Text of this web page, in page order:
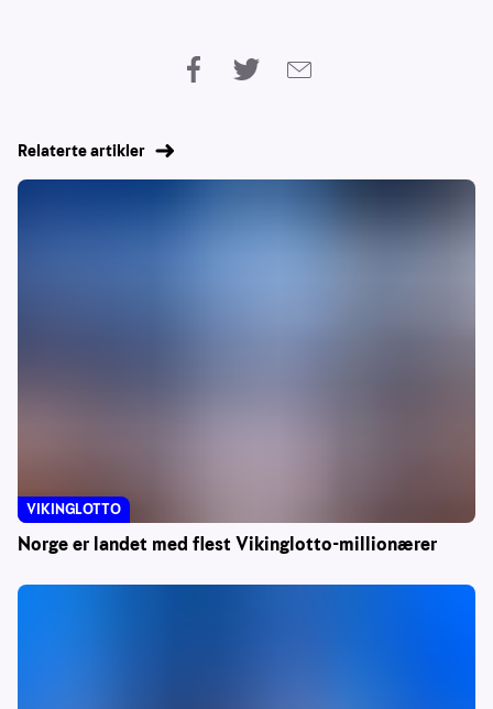
Relaterte artikler
Norge er landet med flest Vikinglotto-millionærer
VIKINGLOTTO